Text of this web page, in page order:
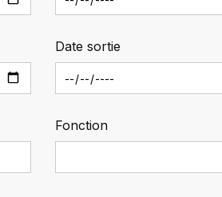
Date sortie
Fonction